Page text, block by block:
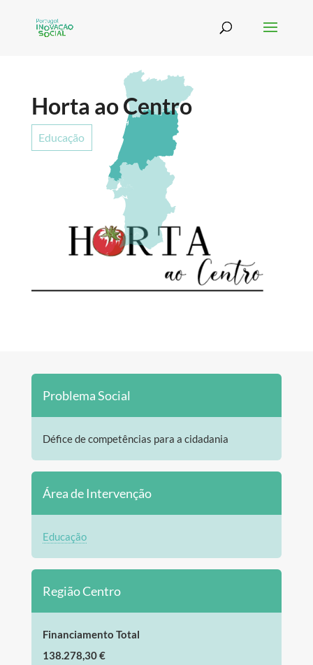
Horta ao Centro
Educação
Problema Social
Défice de competências para a cidadania
Área de Intervenção
Educação
Região Centro
Financiamento Total
138.278,30 €